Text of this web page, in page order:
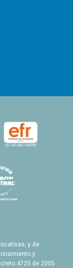
y de
y
4725 de 2005